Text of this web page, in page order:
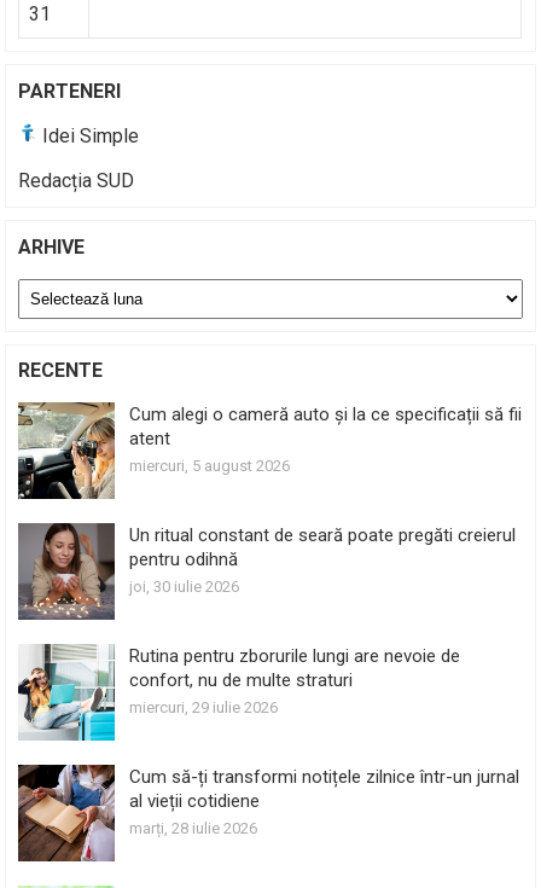
31
PARTENERI
Idei Simple
Redacția SUD
ARHIVE
Arhive
RECENTE
Cum alegi o cameră auto și la ce specificații să fii
atent
miercuri, 5 august 2026
Un ritual constant de seară poate pregăti creierul
pentru odihnă
joi, 30 iulie 2026
Rutina pentru zborurile lungi are nevoie de
confort, nu de multe straturi
miercuri, 29 iulie 2026
Cum să-ți transformi notițele zilnice într-un jurnal
al vieții cotidiene
marți, 28 iulie 2026